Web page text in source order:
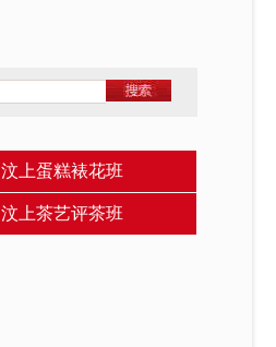
汶上蛋糕裱花班
汶上茶艺评茶班